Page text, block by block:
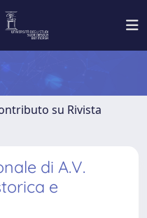
su Rivista
di A.V.
e